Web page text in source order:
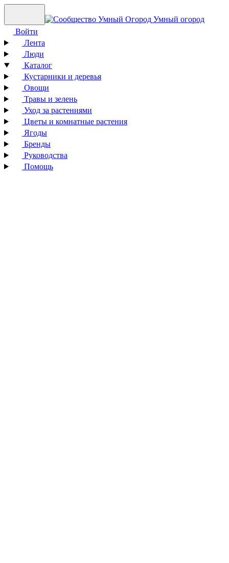
Умный огород
Войти
Лента
Люди
Каталог
Кустарники и деревья
Овощи
Травы и зелень
Уход за растениями
Цветы и комнатные растения
Ягоды
Бренды
Руководства
Помощь